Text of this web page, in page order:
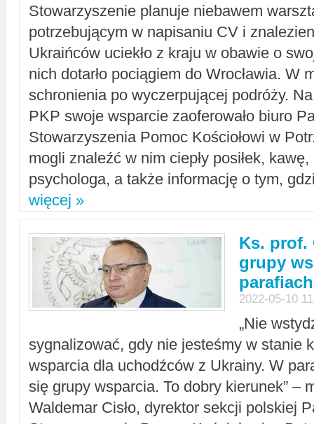
Stowarzyszenie planuje niebawem
potrzebującym w napisaniu CV i
Ukraińców uciekło z kraju w obawie o
nich dotarło pociągiem do Wrocławia. W
schronienia po wyczerpującej podróży.
PKP swoje wsparcie zaoferowało biuro
Stowarzyszenia Pomoc Kościołowi w
mogli znaleźć w nim ciepły posiłek,
psychologa, a także informację o tym,
więcej »
Ks. prof.
grupy
parafiach
2022-05-10
„Nie
sygnalizować, gdy nie jesteśmy w stanie
wsparcia dla uchodźców z Ukrainy. W
się grupy wsparcia. To dobry kierunek” –
Waldemar Cisło, dyrektor sekcji polskiej